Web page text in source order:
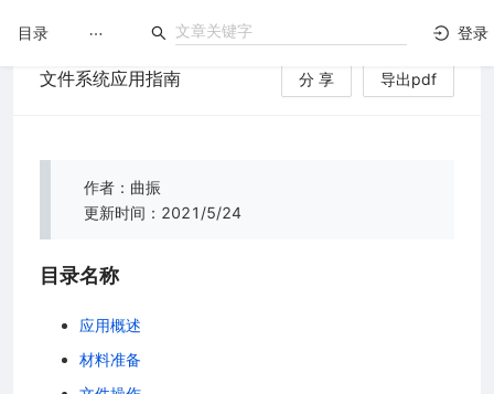
登录
目录
文档没解决？论坛发个帖！
文件系统应用指南 分 享 导出pdf
作者：曲振
更新时间：2021/5/24
目录名称
应用概述
材料准备